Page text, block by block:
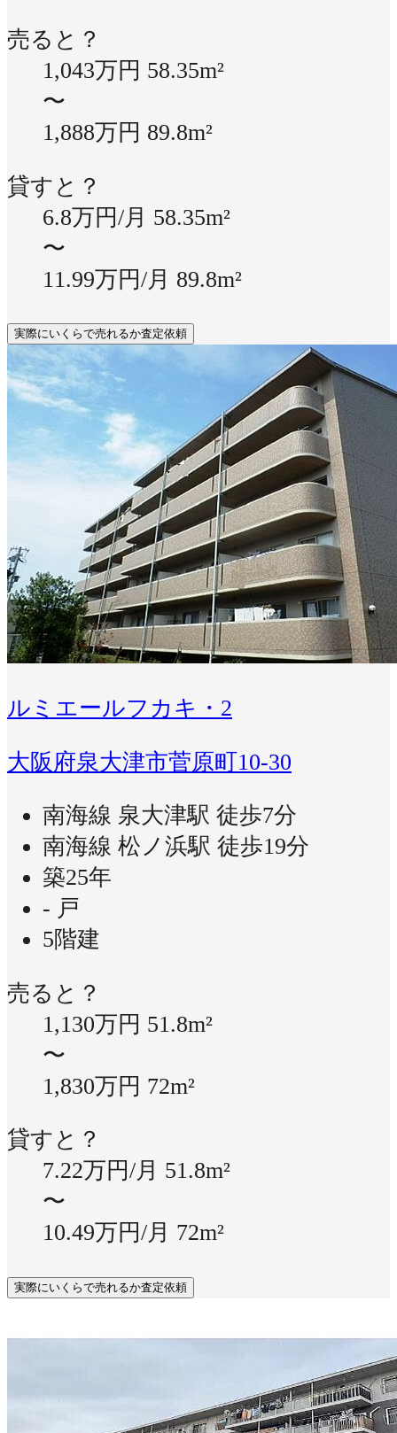
売ると？
1,043万円 58.35m²
〜
1,888万円 89.8m²
貸すと？
6.8万円/月 58.35m²
〜
11.99万円/月 89.8m²
実際にいくらで売れるか査定依頼
ルミエールフカキ・2
大阪府泉大津市菅原町10-30
南海線 泉大津駅 徒歩7分
南海線 松ノ浜駅 徒歩19分
築25年
- 戸
5階建
売ると？
1,130万円 51.8m²
〜
1,830万円 72m²
貸すと？
7.22万円/月 51.8m²
〜
10.49万円/月 72m²
実際にいくらで売れるか査定依頼